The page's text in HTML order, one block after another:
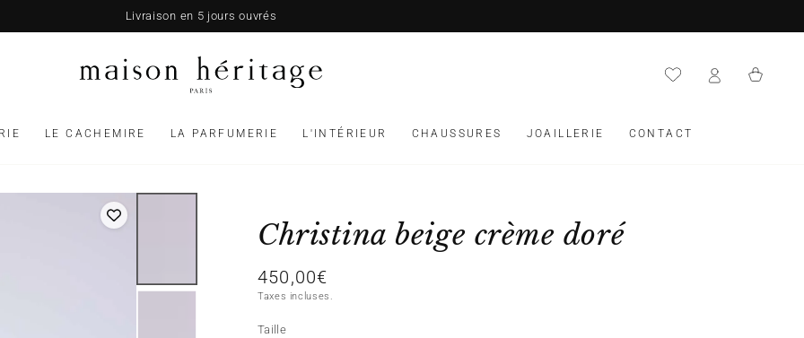
Livraison en 5 jours ouvrés
LE CACHEMIRE LA PARFUMERIE L'INTÉRIEUR CHAUSSURES JOAILLERIE CONTACT
Panier
Christina beige crème doré
Prix
normal
450,00€
Taxes incluses.
Taille